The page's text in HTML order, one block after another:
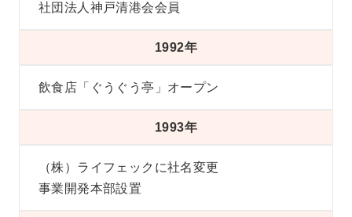
社団法人神戸清港会会員
1992年
飲食店「ぐうぐう亭」オープン
1993年
（株）ライフェックに社名変更
事業開発本部設置